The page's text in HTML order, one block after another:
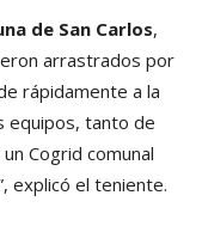
de San Carlos,
arrastrados por
rápidamente a la
equipos, tanto de
Cogrid comunal
explicó el teniente.